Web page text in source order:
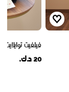
فيلفيت توايلايت
20 د.ك.